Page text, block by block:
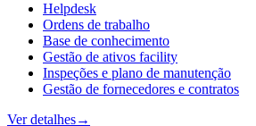
Helpdesk
Ordens de trabalho
Base de conhecimento
Gestão de ativos facility
Inspeções e plano de manutenção
Gestão de fornecedores e contratos
Ver detalhes→